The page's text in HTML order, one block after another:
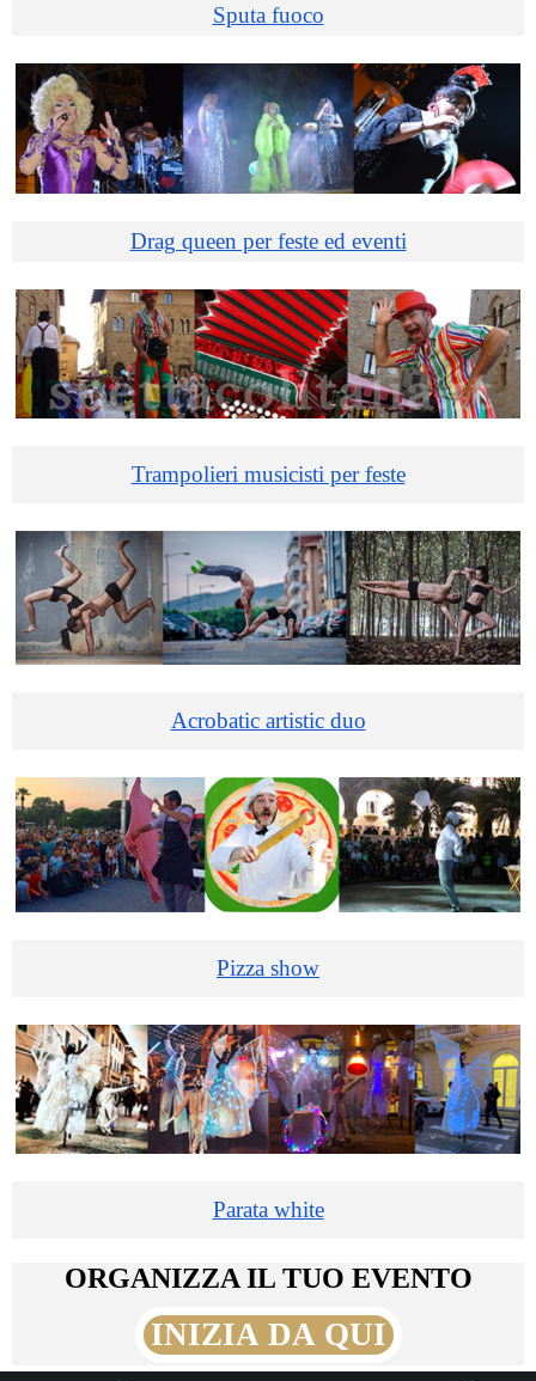
Sputa fuoco
Drag queen per feste ed eventi
Trampolieri musicisti per feste
Acrobatic artistic duo
Pizza show
Parata white
ORGANIZZA IL TUO EVENTO
INIZIA DA QUI